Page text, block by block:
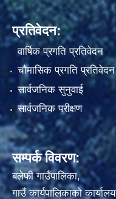
प्रतिवेदन:
वार्षिक प्रगति प्रतिवेदन
चौमासिक प्रगति प्रतिवेदन
सार्वजनिक सुनुवाई
सार्वजनिक परीक्षण
सम्पर्क विवरण:
बलेफी गाउँपालिका,
गाउँ कार्यपालिकाको